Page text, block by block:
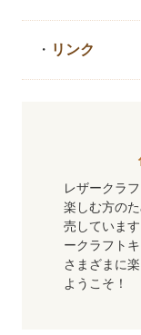
・ リンク
レザークラ
楽しむ方の
売していま
ークラフト
さまざまに
ようこそ！